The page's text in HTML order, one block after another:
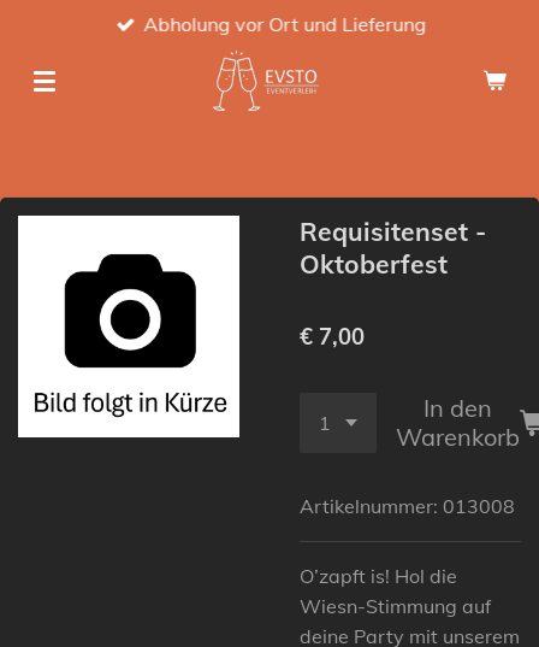
springen
Abholung vor Ort und Lieferung
Requisitenset -
Oktoberfest
€ 7,00
In den
Warenkorb
Artikelnummer: 013008
O’zapft is! Hol die
Wiesn-Stimmung auf
deine Party mit unserem